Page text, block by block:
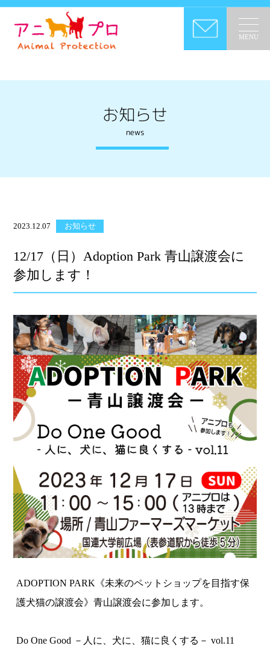
MENU
お知らせ
news
2023.12.07 お知らせ
12/17（日）Adoption Park 青山譲渡会に
参加します！
ADOPTION PARK《未来のペットショップを目指す保
護犬猫の譲渡会》青山譲渡会に参加します。
Do One Good －人に、犬に、猫に良くする－ vol.11